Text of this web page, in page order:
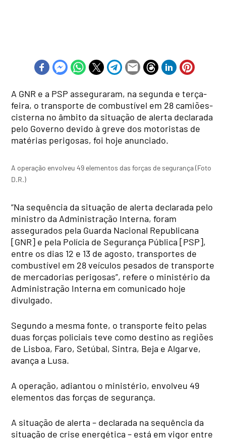
A GNR e a PSP asseguraram, na segunda e terça-
feira, o transporte de combustível em 28 camiões-
cisterna no âmbito da situação de alerta declarada
pelo Governo devido à greve dos motoristas de
matérias perigosas, foi hoje anunciado.
A operação envolveu 49 elementos das forças de segurança (Foto
D.R.)
“Na sequência da situação de alerta declarada pelo
ministro da Administração Interna, foram
assegurados pela Guarda Nacional Republicana
[GNR] e pela Polícia de Segurança Pública [PSP],
entre os dias 12 e 13 de agosto, transportes de
combustível em 28 veículos pesados de transporte
de mercadorias perigosas”, refere o ministério da
Administração Interna em comunicado hoje
divulgado.
Segundo a mesma fonte, o transporte feito pelas
duas forças policiais teve como destino as regiões
de Lisboa, Faro, Setúbal, Sintra, Beja e Algarve,
avança a Lusa.
A operação, adiantou o ministério, envolveu 49
elementos das forças de segurança.
A situação de alerta – declarada na sequência da
situação de crise energética – está em vigor entre